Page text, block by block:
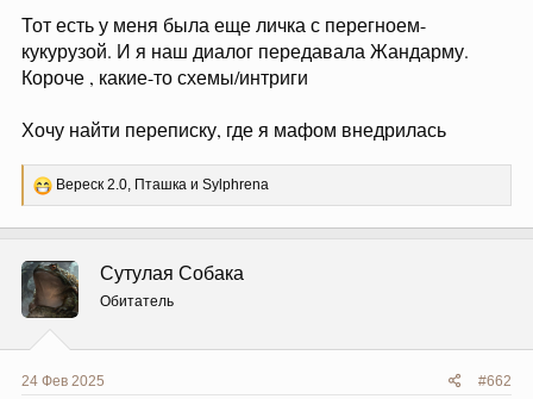
Кароче, тип такого . Все общались в кустах, строили
Тот есть у меня была еще личка с перегноем-
кукурузой. И я наш диалог передавала Жандарму.
Короче , какие-то схемы/интриги
Хочу найти переписку, где я мафом внедрилась
Р
е
ц
и
и
:
Вереск 2.0, Пташка и Sylphrena
Сутулая Собака
Обитатель
24 Фев 2025 #662